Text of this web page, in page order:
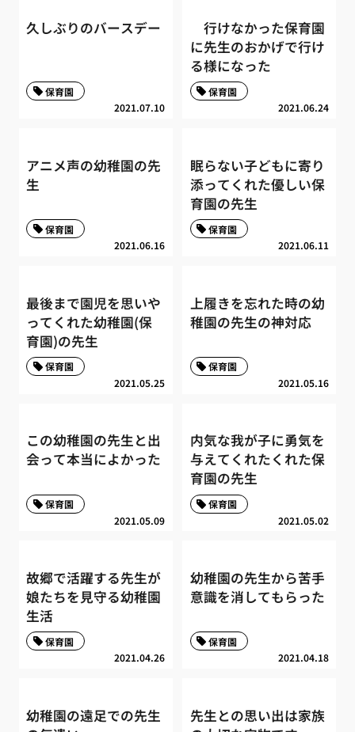
久しぶりのバースデー
2021.07.10
保育園
行けなかった保育園
に先生のおかげで行け
る様になった
2021.06.24
保育園
アニメ声の幼稚園の先
生
2021.06.16
保育園
眠らない子どもに寄り
添ってくれた優しい保
育園の先生
2021.06.11
保育園
最後まで園児を思いや
ってくれた幼稚園(保
育園)の先生
2021.05.25
保育園
上履きを忘れた時の幼
稚園の先生の神対応
2021.05.16
保育園
この幼稚園の先生と出
会って本当によかった
2021.05.09
保育園
内気な我が子に勇気を
与えてくれたくれた保
育園の先生
2021.05.02
保育園
故郷で活躍する先生が
娘たちを見守る幼稚園
生活
2021.04.26
保育園
幼稚園の先生から苦手
意識を消してもらった
2021.04.18
保育園
幼稚園の遠足での先生
先生との思い出は家族